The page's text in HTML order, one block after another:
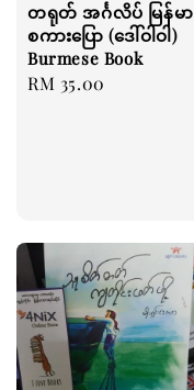
တရုတ် အင်္ဂလိပ် မြန်မာ
စကားပြော (ဒေါ်ဝါဝါ)
Burmese Book
Regular
RM 35.00